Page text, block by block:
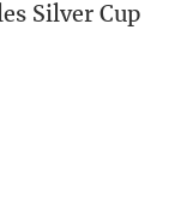
Silver Cup